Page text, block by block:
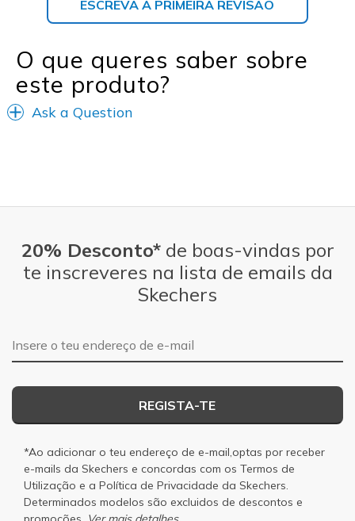
ESCREVA A PRIMEIRA REVISÃO
O que queres saber sobre
este produto?
Ask a Question
20% Desconto*de boas-vindas por
te inscreveres na lista de emails da
Skechers
Endereço de e-mail
REGISTA-TE
*Ao adicionar o teu endereço de e-mail,optas por receber
e-mails da Skechers e concordas com os Termos de
Utilização e a Política de Privacidade da Skechers.
Determinados modelos são excluidos de descontos e